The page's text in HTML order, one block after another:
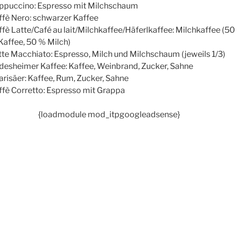
Espresso mit Milchschaum
Nero: schwarzer Kaffee
Latte/Café au lait/Milchkaffee/Häferlkaffee: Milchkaffee (50
50 % Milch)
Macchiato: Espresso, Milch und Milchschaum (jeweils 1/3)
Kaffee: Kaffee, Weinbrand, Zucker, Sahne
Kaffee, Rum, Zucker, Sahne
Corretto: Espresso mit Grappa
{loadmodule mod_itpgoogleadsense}